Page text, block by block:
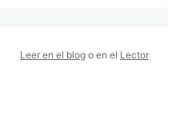
Leer en el blog o en el Lector